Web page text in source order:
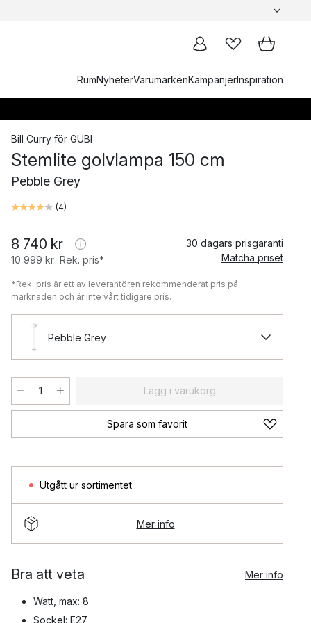
RumNyheterVarumärkenKampanjerInspiration
Bill Curry för GUBI
Stemlite golvlampa 150 cm
Pebble Grey
(4)
8 740 kr
10 999 kr Rek. pris*
30 dagars prisgaranti
Matcha priset
*Rek. pris är ett av leverantören rekommenderat pris på
marknaden och är inte vårt tidigare pris.
Pebble Grey
Lägg i varukorg
Spara som favorit
Utgått ur sortimentet
Mer info
Bra att veta Mer info
Watt, max: 8
Sockel: E27